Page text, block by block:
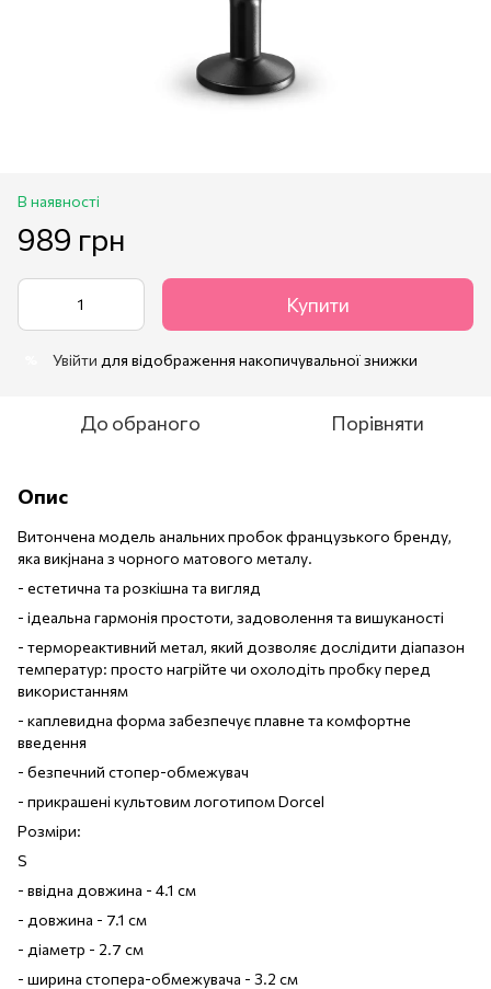
В наявності
989 грн
Купити
Увійти для відображення накопичувальної знижки
До обраного Порівняти
Опис
Витончена модель анальних пробок французького бренду,
яка викjнана з чорного матового металу.
- естетична та розкішна та вигляд
- ідеальна гармонія простоти, задоволення та вишуканості
- термореактивний метал, який дозволяє дослідити діапазон
температур: просто нагрійте чи охолодіть пробку перед
використанням
- каплевидна форма забезпечує плавне та комфортне
введення
- безпечний стопер-обмежувач
- прикрашені культовим логотипом Dorcel
Розміри:
S
- ввідна довжина - 4.1 см
- довжина - 7.1 см
- діаметр - 2.7 см
- ширина стопера-обмежувача - 3.2 см